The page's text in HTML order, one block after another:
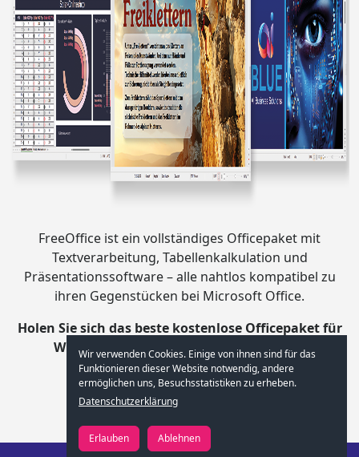
FreeOffice ist ein vollständiges Officepaket mit
Textverarbeitung, Tabellenkalkulation und
Präsentationssoftware – alle nahtlos kompatibel zu
ihren Gegenstücken bei Microsoft Office.
Holen Sie sich das beste kostenlose Officepaket für
Windows, Mac, Linux, iOS und Android.
freeoffice.com aufrufen
Wir verwenden Cookies. Einige von ihnen sind für das
Funktionieren dieser Website notwendig, andere
ermöglichen uns, Besuchsstatistiken zu erheben.
Datenschutzerklärung
Erlauben Ablehnen